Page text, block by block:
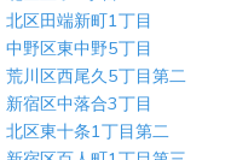
北区田端新町1丁目
中野区東中野5丁目
荒川区西尾久5丁目第二
新宿区中落合3丁目
北区東十条1丁目第二